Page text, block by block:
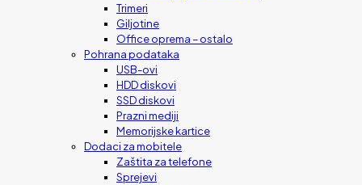
Trimeri
Giljotine
Office oprema – ostalo
Pohrana podataka
USB-ovi
HDD diskovi
SSD diskovi
Prazni mediji
Memorijske kartice
Dodaci za mobitele
Zaštita za telefone
Sprejevi